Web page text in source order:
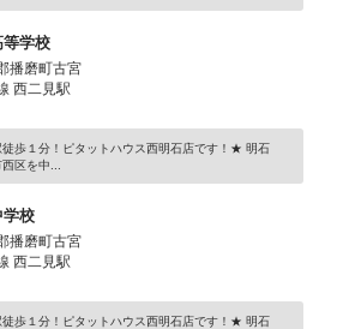
等学校
播磨町古宮
西二見駅
歩１分！ピタットハウス西明石店です！★ 明石
区を中...
学校
播磨町古宮
西二見駅
歩１分！ピタットハウス西明石店です！★ 明石